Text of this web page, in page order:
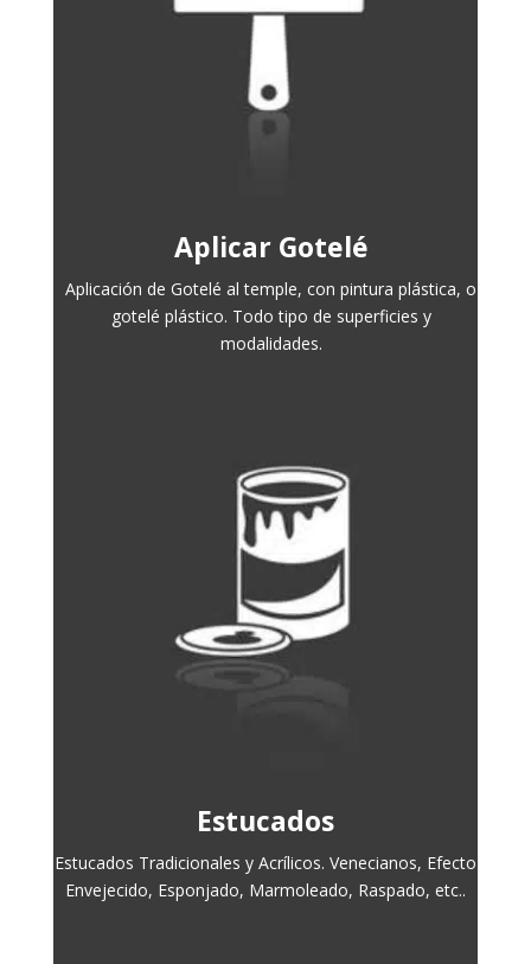
Aplicar Gotelé
Aplicación de Gotelé al temple, con pintura plástica, o
gotelé plástico. Todo tipo de superficies y
modalidades.
Estucados
Estucados Tradicionales y Acrílicos. Venecianos, Efecto
Envejecido, Esponjado, Marmoleado, Raspado, etc..